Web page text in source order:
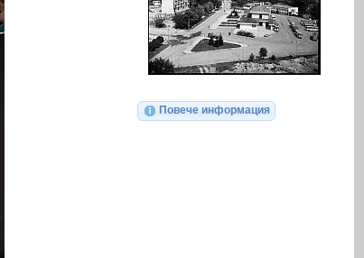
Повече информация